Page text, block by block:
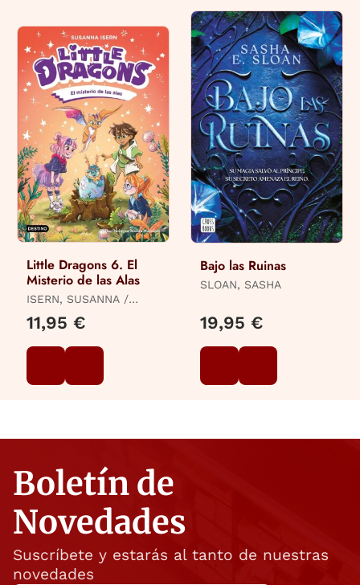
Little Dragons 6. El
Misterio de las Alas
ISERN, SUSANNA /
MACEIRAS SOARES,
MELISA
11,95 €
Bajo las Ruinas
SLOAN, SASHA
19,95 €
Boletín de
Novedades
Suscríbete y estarás al tanto de nuestras
novedades